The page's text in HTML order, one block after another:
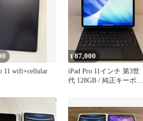
11 wifi+cellular
¥87,000
iPad Pro 11インチ 第3世
代 128GB / 純正キーボー